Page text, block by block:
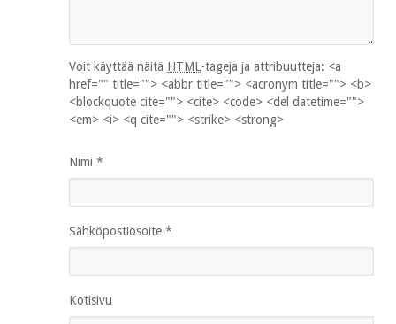
Voit käyttää näitä HTML-tageja ja attribuutteja: <a
href="" title=""> <abbr title=""> <acronym title=""> <b>
<blockquote cite=""> <cite> <code> <del datetime="">
<em> <i> <q cite=""> <strike> <strong>
Nimi *
Sähköpostiosoite *
Kotisivu